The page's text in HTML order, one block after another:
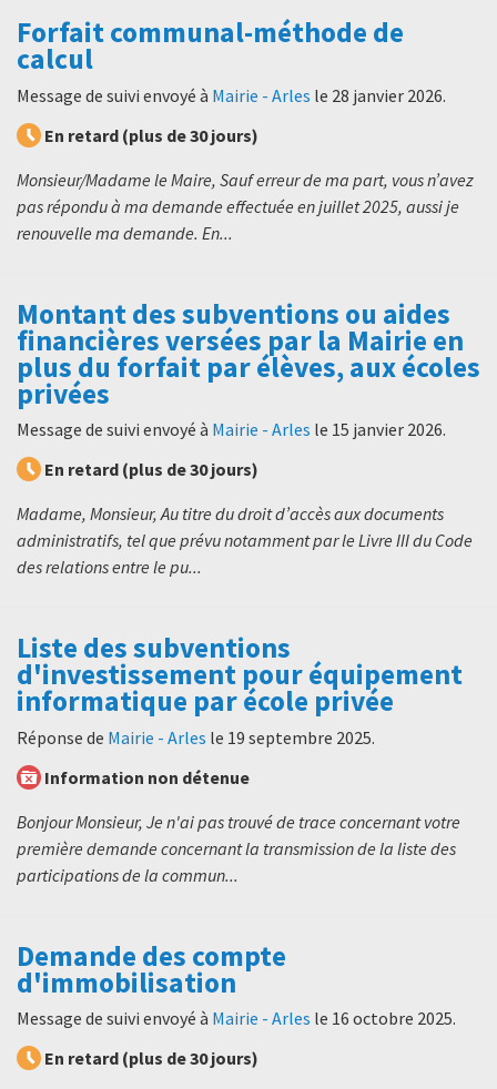
Forfait communal-méthode de
calcul
Message de suivi envoyé à Mairie - Arles le 28 janvier 2026.
En retard (plus de 30 jours)
Monsieur/Madame le Maire, Sauf erreur de ma part, vous n’avez
pas répondu à ma demande effectuée en juillet 2025, aussi je
renouvelle ma demande. En...
Montant des subventions ou aides
financières versées par la Mairie en
plus du forfait par élèves, aux écoles
privées
Message de suivi envoyé à Mairie - Arles le 15 janvier 2026.
En retard (plus de 30 jours)
Madame, Monsieur, Au titre du droit d’accès aux documents
administratifs, tel que prévu notamment par le Livre III du Code
des relations entre le pu...
Liste des subventions
d'investissement pour équipement
informatique par école privée
Réponse de Mairie - Arles le 19 septembre 2025.
Information non détenue
Bonjour Monsieur, Je n'ai pas trouvé de trace concernant votre
première demande concernant la transmission de la liste des
participations de la commun...
Demande des compte
d'immobilisation
Message de suivi envoyé à Mairie - Arles le 16 octobre 2025.
En retard (plus de 30 jours)